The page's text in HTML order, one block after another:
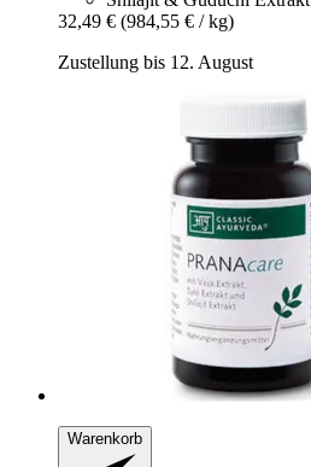
32,49 € (984,55 € / kg)
Zustellung bis 12. August
Warenkorb